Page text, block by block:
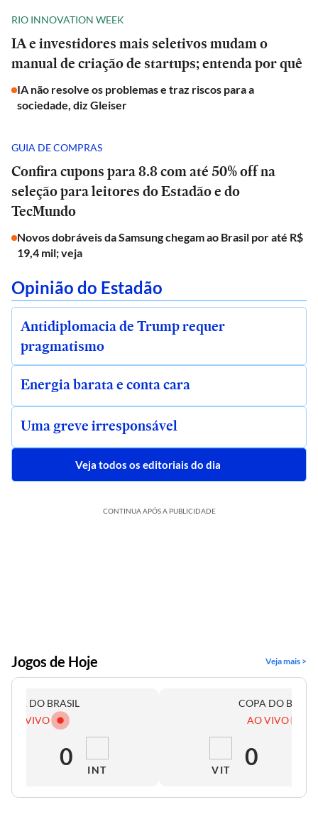
RIO INNOVATION WEEK
IA e investidores mais seletivos mudam o
manual de criação de startups; entenda por quê
IA não resolve os problemas e traz riscos para a
sociedade, diz Gleiser
GUIA DE COMPRAS
Confira cupons para 8.8 com até 50% off na
seleção para leitores do Estadão e do
TecMundo
Novos dobráveis da Samsung chegam ao Brasil por até R$
19,4 mil; veja
Opinião do Estadão
Antidiplomacia de Trump requer
pragmatismo
Energia barata e conta cara
Uma greve irresponsável
Veja todos os editoriais do dia
CONTINUA APÓS A PUBLICIDADE
Jogos de Hoje Veja mais >
DO BRASIL
AO VIVO
0 INT
COPA DO
AO VIVO
VIT 0